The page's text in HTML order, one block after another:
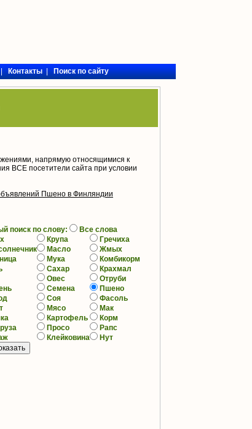
Контакты|Поиск по сайту
напрямую относящимися к
ВСЕ посетители сайта при условии
Пшено в Финляндии
поиск по слову:
Все слова
Крупа
Гречиха
Масло
Жмых
Мука
Комбикорм
Сахар
Крахмал
Овес
Отруби
Семена
Пшено
Соя
Фасоль
Мясо
Мак
Картофель
Корм
Просо
Рапс
Клейковина Нут